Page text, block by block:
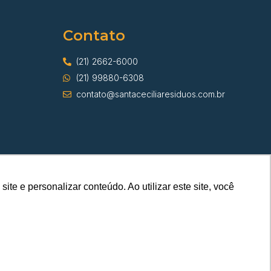
e personalizar conteúdo. Ao utilizar este site, você
Contato
(21) 2662-6000
(21) 99880-6308
contato@santaceciliaresiduos.com.br